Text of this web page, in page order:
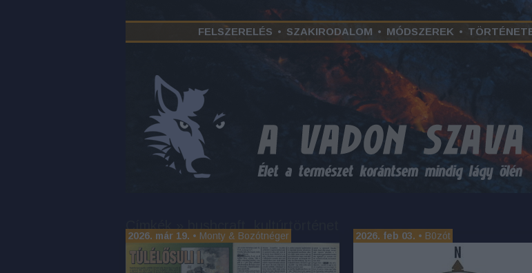
FELSZERELÉS • SZAKIRODALOM • MÓDSZEREK •
Címkék»bushcraft_kultúrtörténet
2026. már 19. • Monty & Bozótnéger 2026. feb 03. • B0zót